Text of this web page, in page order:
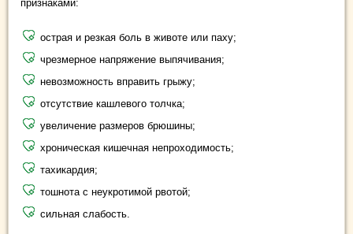
признаками:
острая и резкая боль в животе или паху;
чрезмерное напряжение выпячивания;
невозможность вправить грыжу;
отсутствие кашлевого толчка;
увеличение размеров брюшины;
хроническая кишечная непроходимость;
тахикардия;
тошнота с неукротимой рвотой;
сильная слабость.